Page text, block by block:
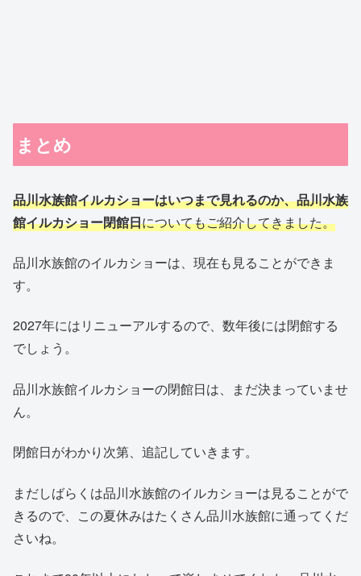
まとめ
品川水族館イルカショーはいつまで見れるのか、品川水族
館イルカショー閉館日についてもご紹介してきました。
品川水族館のイルカショーは、現在も見ることができま
す。
2027年にはリニューアルするので、数年後には閉館する
でしょう。
品川水族館イルカショーの閉館日は、まだ決まっていませ
ん。
閉館日がわかり次第、追記していきます。
まだしばらくは品川水族館のイルカショーは見ることがで
きるので、この夏休みはたくさん品川水族館に通ってくだ
さいね。